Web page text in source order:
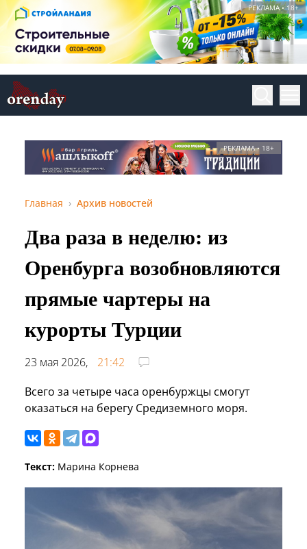
РЕКЛАМА • 18+
РЕКЛАМА • 18+
Главная Архив новостей
Два раза в неделю: из
Оренбурга возобновляются
прямые чартеры на
курорты Турции
23 мая 2026,
21:42
Всего за четыре часа оренбуржцы смогут
оказаться на берегу Средиземного моря.
Текст: Марина Корнева